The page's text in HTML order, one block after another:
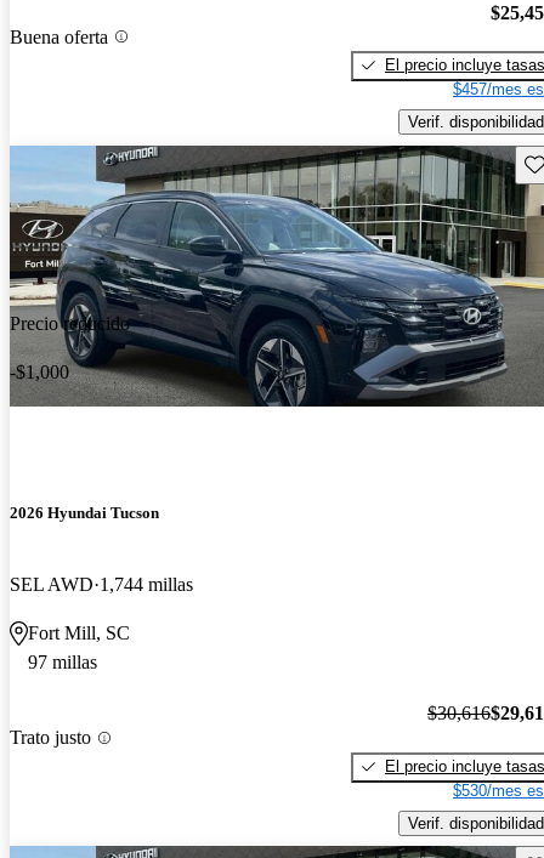
Buena oferta
El precio incluye tasas
$457/mes
Verif. disponibilidad
Precio reducido
-$1,000
2026 Hyundai Tucson
SEL AWD 1,744 millas
Fort Mill, SC
97 millas
Trato justo
$30,616
El precio incluye tasas
$530/mes
Verif. disponibilidad